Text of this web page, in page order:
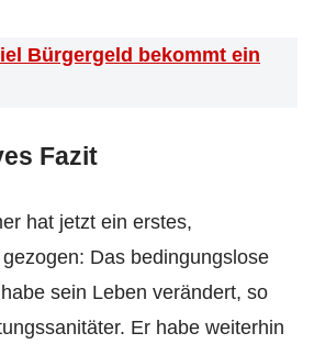
Bürgergeld bekommt ein
Fazit
hat jetzt ein erstes,
Das bedingungslose
sein Leben verändert, so
Er habe weiterhin